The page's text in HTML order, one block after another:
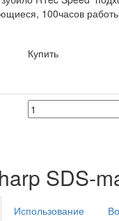
100часов
Купить
Купить
SDS-
Использование